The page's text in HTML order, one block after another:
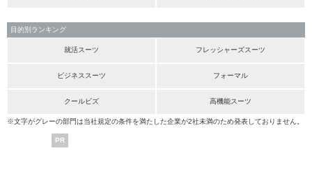
目的別ランキング
就活スーツ フレッシャーズスーツ
ビジネススーツ フォーマル
クールビズ 高機能スーツ
※文字がグレーの部門は当社規定の条件を満たした企業が2社未満のため発表しておりません。
PR